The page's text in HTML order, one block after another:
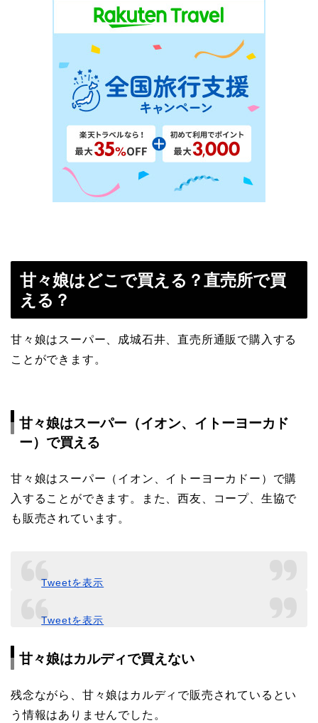
甘々娘はどこで買える？直売所で買
える？
甘々娘はスーパー、成城石井、直売所通販で購入する
ことができます。
甘々娘はスーパー（イオン、イトーヨーカド
ー）で買える
甘々娘はスーパー（イオン、イトーヨーカドー）で購
入することができます。また、西友、コープ、生協で
も販売されています。
Tweetを表示
Tweetを表示
甘々娘はカルディで買えない
残念ながら、甘々娘はカルディで販売されているとい
う情報はありませんでした。